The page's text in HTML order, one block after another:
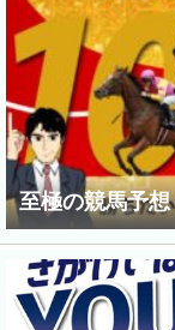
至極の競馬予想